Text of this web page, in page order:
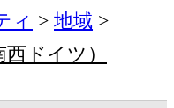
ィ
地域
ドイツ）